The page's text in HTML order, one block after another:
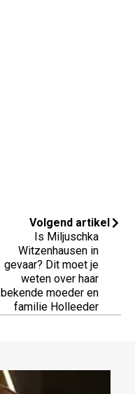
Volgend artikel
Is Miljuschka
Witzenhausen in
gevaar? Dit moet je
weten over haar
bekende moeder en
familie Holleeder